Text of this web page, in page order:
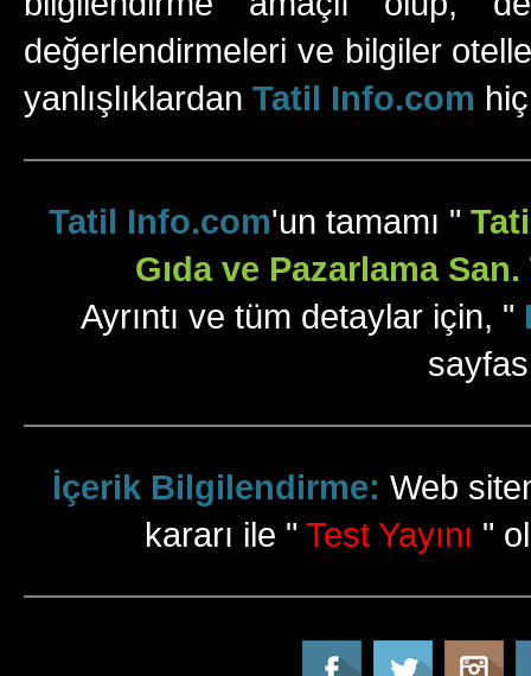
değerlendirmeleri ve bilgiler
yanlışlıklardan Tatil Info.com
Tatil Info.com'un tamamı "
Gıda ve Pazarlama
Ayrıntı ve tüm detaylar için, "
İçerik Bilgilendirme: Web
kararı ile " Test Yayını "